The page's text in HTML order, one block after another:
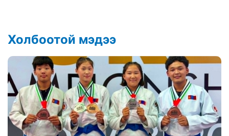
Холбоотой мэдээ